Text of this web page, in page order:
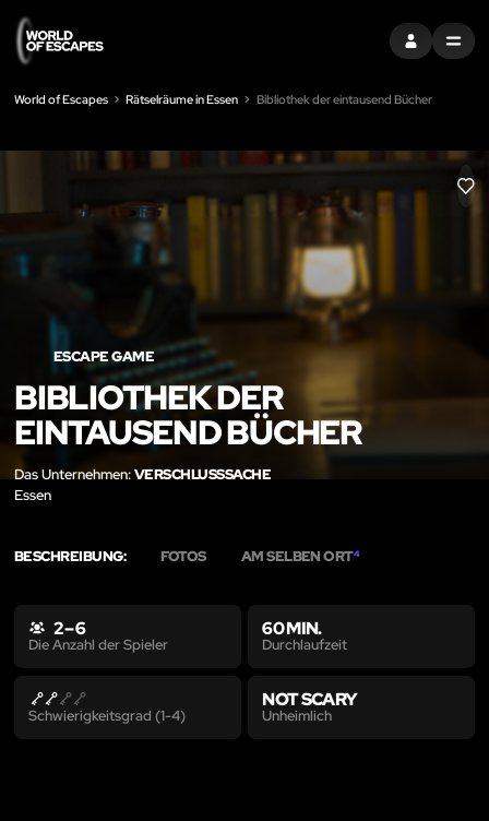
EINTRAGEN
MENU
World of Escapes Rätselräume in Essen Bibliothek der eintausend Bücher
LIKE
ESCAPE GAME
BIBLIOTHEK DER
EINTAUSEND BÜCHER
Das Unternehmen:VERSCHLUSSSACHE
Essen
BESCHREIBUNG: FOTOS AM SELBEN ORT4
2 – 6
Die Anzahl der Spieler
60 MIN.
Durchlaufzeit
Schwierigkeitsgrad (1-4)
NOT SCARY
Unheimlich